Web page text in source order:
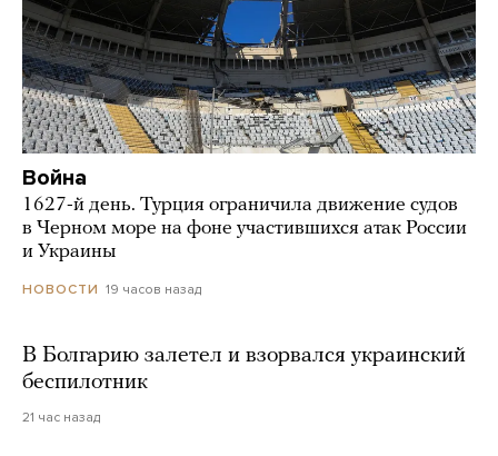
Война
1627-й день. Турция ограничила движение судов
в Черном море на фоне участившихся атак России
и Украины
НОВОСТИ 19 часов назад
В Болгарию залетел и взорвался украинский
беспилотник
21 час назад